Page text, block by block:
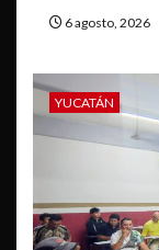
6 agosto, 2026
YUCATÁN